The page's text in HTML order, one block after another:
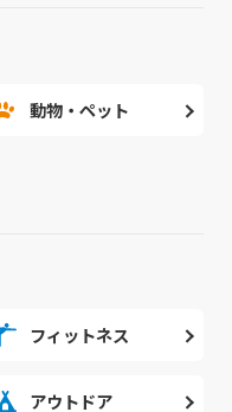
動物・ペット
フィットネス
アウトドア